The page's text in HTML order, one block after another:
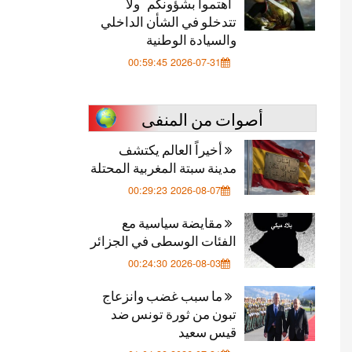
تتدخلو في الشأن الداخلي
والسيادة الوطنية
2026-07-31 00:59:45
أصوات من المنفى
أخيراً العالم يكتشف
مدينة سبتة المغربية المحتلة
2026-08-07 00:29:23
مقايضة سياسية مع
الفئات الوسطى في الجزائر
2026-08-03 00:24:30
ما سبب غضب وانزعاج
تبون من ثورة تونس ضد
قيس سعيد